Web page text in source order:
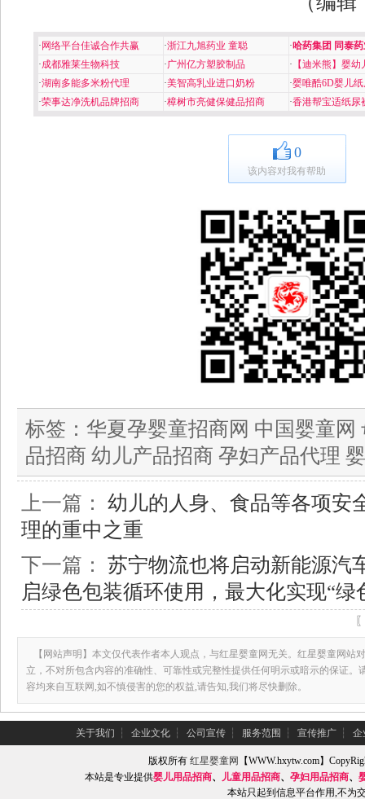
· 网络平台佳诚合作共赢 ·浙江九旭药业 童聪 ·哈药集团 同泰
·成都雅莱生物科技 ·广州亿方塑胶制品 · 【迪米熊】婴幼
·湖南多能多米粉代理 ·美智高乳业进口奶粉 ·婴唯酷6D婴儿
·荣事达净洗机品牌招商 ·樟树市亮健保健品招商 ·香港帮宝适纸尿
0
该内容对我有帮助
标签： 华夏孕婴童招商网 中国婴童网
品招商 幼儿产品招商 孕妇产品代理
上一篇： 幼儿的人身、食品等各项安
理的重中之重
下一篇： 苏宁物流也将启动新能源汽
启绿色包装循环使用，最大化实现“绿
【网站声明】本文仅代表作者本人观点，与红星婴童网无关。红星婴童网站
立，不对所包含内容的准确性、可靠性或完整性提供任何明示或暗示的保证。
容均来自互联网,如不慎侵害的您的权益,请告知,我们将尽快删除。
关于我们 ┆ 企业文化 ┆ 公司宣传 ┆ 服务范围 ┆ 宣传推广 ┆ 企
版权所有红星婴童网
【WWW.hxytw.com】
本站是专业提供婴儿用品招商、 儿童用品招商、 孕妇用品招商、
本站只起到信息平台作用,不为